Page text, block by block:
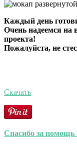
Каждый день
Очень надеемся на
проекта!
Пожалуйста, не
Скачать
Спасибо за помощь